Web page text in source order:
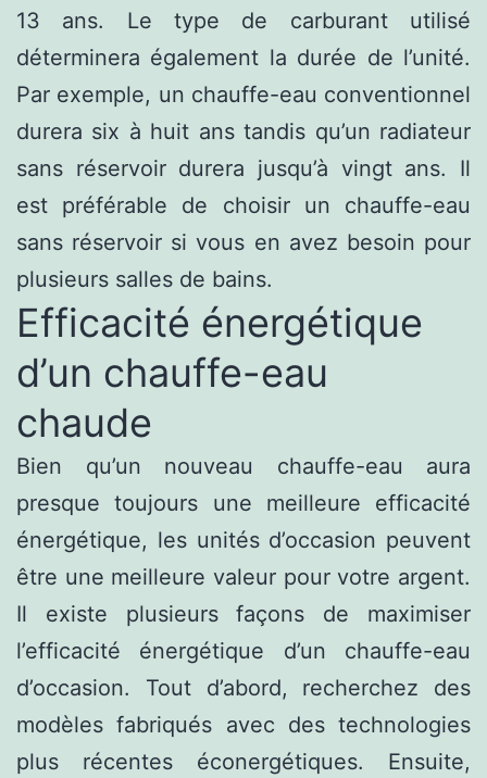
13 ans. Le type de carburant utilisé
déterminera également la durée de l’unité.
Par exemple, un chauffe-eau conventionnel
durera six à huit ans tandis qu’un radiateur
sans réservoir durera jusqu’à vingt ans. Il
est préférable de choisir un chauffe-eau
sans réservoir si vous en avez besoin pour
plusieurs salles de bains.
Efficacité énergétique
d’un chauffe-eau
chaude
Bien qu’un nouveau chauffe-eau aura
presque toujours une meilleure efficacité
énergétique, les unités d’occasion peuvent
être une meilleure valeur pour votre argent.
Il existe plusieurs façons de maximiser
l’efficacité énergétique d’un chauffe-eau
d’occasion. Tout d’abord, recherchez des
modèles fabriqués avec des technologies
plus récentes éconergétiques. Ensuite,